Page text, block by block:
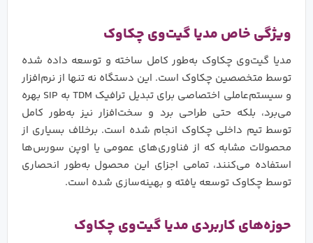
ویژگی‌ خاص مدیا گیت‌وی چکاوک
مدیا گیت‌وی چکاوک به‌طور کامل ساخته و توسعه داده شده
توسط متخصصین چکاوک است. این دستگاه نه تنها از نرم‌افزار
و سیستم‌عاملی اختصاصی برای تبدیل ترافیک TDM به SIP بهره
می‌برد، بلکه حتی طراحی برد و سخت‌افزار نیز به‌طور کامل
توسط تیم داخلی چکاوک انجام شده است. برخلاف بسیاری از
محصولات مشابه که از فناوری‌های عمومی یا اوپن سورس‌ها
استفاده می‌کنند، تمامی اجزای این محصول به‌طور انحصاری
توسط چکاوک توسعه یافته و بهینه‌سازی شده است.
حوزه‌های کاربردی مدیا گیت‌وی چکاوک